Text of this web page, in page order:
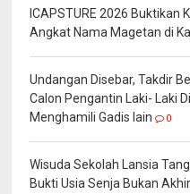
ICAPSTURE 2026 Buktikan
Angkat Nama Magetan di
Undangan Disebar, Takdir
Calon Pengantin Laki- Laki
Menghamili Gadis lain
0
Wisuda Sekolah Lansia
Bukti Usia Senja Bukan